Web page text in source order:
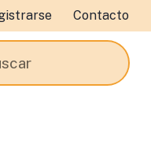
Contacto